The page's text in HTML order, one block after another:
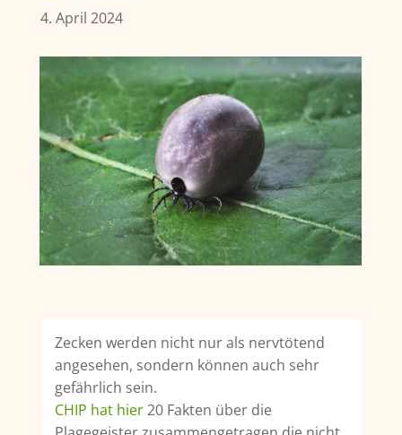
4. April 2024
Zecken werden nicht nur als nervtötend
angesehen, sondern können auch sehr
gefährlich sein.
CHIP hat hier20 Fakten über die